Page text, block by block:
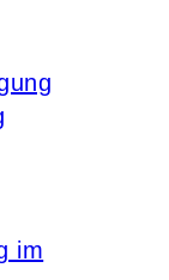
im